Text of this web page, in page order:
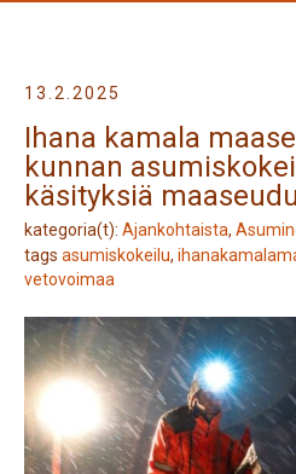
13.2.2025
Ihana kamala
kunnan
käsityksiä
kategoria(t): Ajankohtaista,
tags asumiskokeilu,
vetovoimaa